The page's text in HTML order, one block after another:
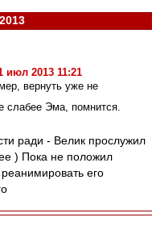
июл 2013 11:21
вернуть уже не
слабее Эма, помнится.
ради - Велик прослужил
) Пока не положил
его